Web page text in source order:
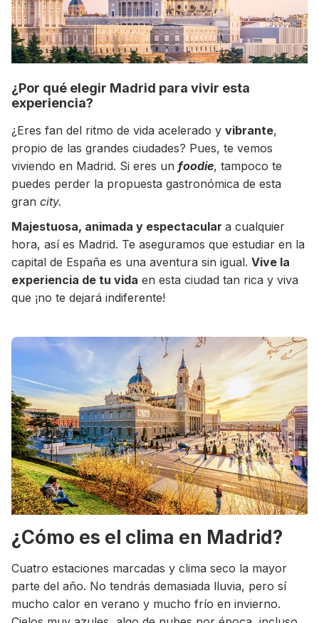
+30 Summer English for Professionals en
Melbourne
¿Por qué elegir Madrid para vivir esta
experiencia?
¿Eres fan del ritmo de vida acelerado y vibrante,
propio de las grandes ciudades? Pues, te vemos
viviendo en Madrid. Si eres un foodie, tampoco te
puedes perder la propuesta gastronómica de esta
gran city.
Majestuosa, animada y espectacular a cualquier
hora, así es Madrid. Te aseguramos que estudiar en la
capital de España es una aventura sin igual. Vive la
experiencia de tu vida en esta ciudad tan rica y viva
que ¡no te dejará indiferente!
¿Cómo es el clima en Madrid?
Cuatro estaciones marcadas y clima seco la mayor
parte del año. No tendrás demasiada lluvia, pero sí
mucho calor en verano y mucho frío en invierno.